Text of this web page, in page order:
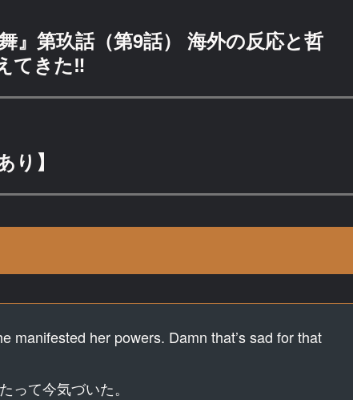
』第玖話（第9話） 海外の反応と哲
てきた‼
り】
manifested her powers. Damn that’s sad for that
って今気づいた。